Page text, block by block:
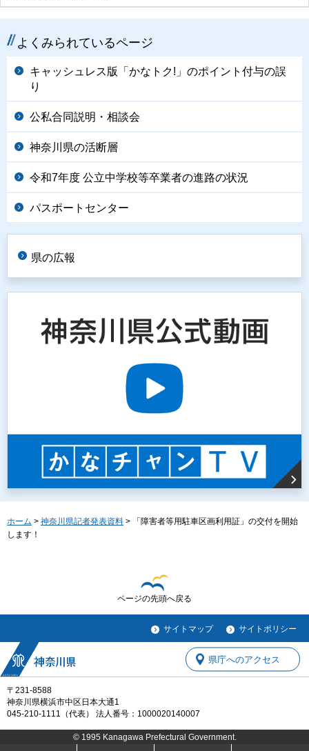
よくみられているページ
キャッシュレス版「かなトク!」のポイント付与の誤
り
公私合同説明・相談会
神奈川県の活断層
令和7年度 公立中学校等卒業者の進路の状況
パスポートセンター
県の広報
ホーム > 神奈川県記者発表資料 > 「障害者等用駐車区画利用証」の交付を開始
します！
ページの先頭へ戻る
サイトマップ サイトポリシー
〒231-8588
神奈川県横浜市中区日本大通1
045-210-1111（代表） 法人番号：1000020140007
県庁へのアクセス
© 1995 Kanagawa Prefectural Government.